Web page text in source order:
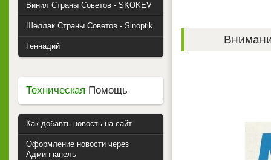
Винил Страны Советов - SKOKEV
Шеллак Страны Советов - Sinoptik
Геннадий
Техническая Помощь
Как добавть новость на сайт
Оформление новости через
Админпанель